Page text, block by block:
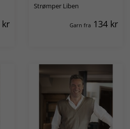
kr
Strømper Liben
Garn fra 134 kr